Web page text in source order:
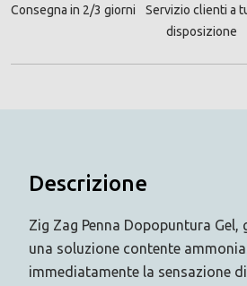
Consegna in 2/3 giorni
Servizio clienti a
disposizione
Descrizione
Zig Zag Penna Dopopuntura Gel,
una soluzione contente
immediatamente la sensazione